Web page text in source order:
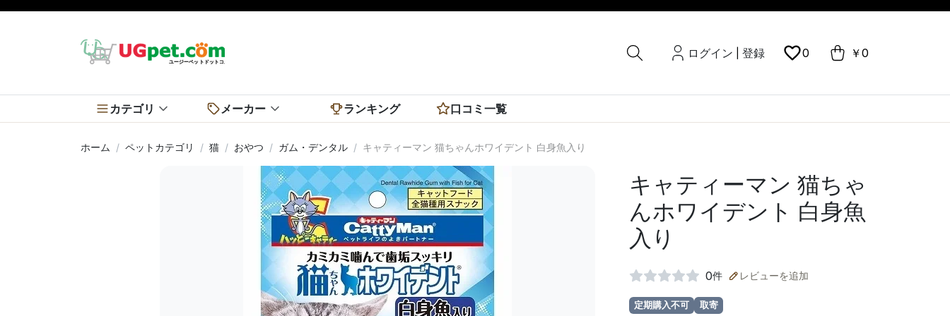
ログイン 登録 0 ￥0
カテゴリ メーカー ランキング 口コミ一覧
ホーム ペットカテゴリ 猫 おやつ ガム・デンタル キャティーマン 猫ちゃんホワイデント 白身魚入り
キャティーマン 猫ちゃ
んホワイデント 白身魚
入り
0件 レビューを追加
定期購入不可 取寄